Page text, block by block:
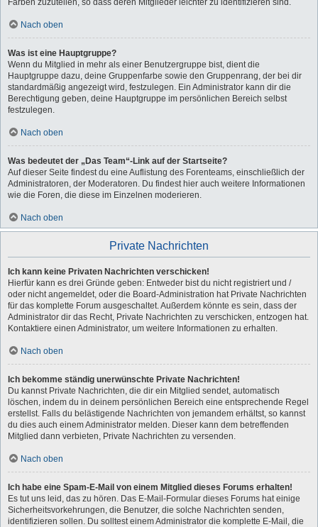
Farben zuzuteilen, so dass deren Mitglieder leichter zu identifizieren sind.
Nach oben
Was ist eine Hauptgruppe?
Wenn du Mitglied in mehr als einer Benutzergruppe bist, dient die
Hauptgruppe dazu, deine Gruppenfarbe sowie den Gruppenrang, der bei dir
standardmäßig angezeigt wird, festzulegen. Ein Administrator kann dir die
Berechtigung geben, deine Hauptgruppe im persönlichen Bereich selbst
festzulegen.
Nach oben
Was bedeutet der „Das Team“-Link auf der Startseite?
Auf dieser Seite findest du eine Auflistung des Forenteams, einschließlich der
Administratoren, der Moderatoren. Du findest hier auch weitere Informationen
wie die Foren, die diese im Einzelnen moderieren.
Nach oben
Private Nachrichten
Ich kann keine Privaten Nachrichten verschicken!
Hierfür kann es drei Gründe geben: Entweder bist du nicht registriert und /
oder nicht angemeldet, oder die Board-Administration hat Private Nachrichten
für das komplette Forum ausgeschaltet. Außerdem könnte es sein, dass der
Administrator dir das Recht, Private Nachrichten zu verschicken, entzogen hat.
Kontaktiere einen Administrator, um weitere Informationen zu erhalten.
Nach oben
Ich bekomme ständig unerwünschte Private Nachrichten!
Du kannst Private Nachrichten, die dir ein Mitglied sendet, automatisch
löschen, indem du in deinem persönlichen Bereich eine entsprechende Regel
erstellst. Falls du belästigende Nachrichten von jemandem erhältst, so kannst
du dies auch einem Administrator melden. Dieser kann dem betreffenden
Mitglied dann verbieten, Private Nachrichten zu versenden.
Nach oben
Ich habe eine Spam-E-Mail von einem Mitglied dieses Forums erhalten!
Es tut uns leid, das zu hören. Das E-Mail-Formular dieses Forums hat einige
Sicherheitsvorkehrungen, die Benutzer, die solche Nachrichten senden,
identifizieren sollen. Du solltest einem Administrator die komplette E-Mail, die